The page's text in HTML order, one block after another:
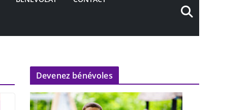
Devenez bénévoles